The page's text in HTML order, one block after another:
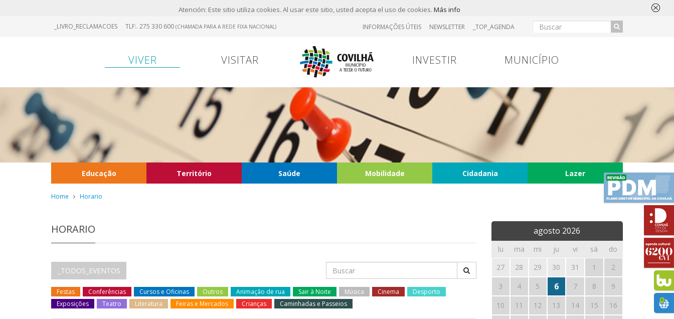
Atención: Este sitio utiliza cookies. Al usar este sitio, usted acepta el uso de cookies. Más info
_LIVRO_RECLAMACOES TLF:. 275 330 600 (CHAMADA PARA A REDE FIXA NACIONAL) INFORMAÇÕES ÚTEIS NEWSLETTER _TOP_AGENDA
VIVER VISITAR INVESTIR MUNICÍPIO
Educação Território Saúde Mobilidade Cidadania Lazer
Home Horario
agosto 2026
lu ma mi ju vi sá
do
27
28 29 30 31 1
2
3
4 5 6 7 8
9
10
11 12 13 14 15
16
HORARIO
_TODOS_EVENTOS
Festas Conferências Cursos e Oficinas Outros Animação de rua Sair à Noite Música Cinema
Desporto
Exposições
Teatro Literatura Feiras e Mercados Crianças Caminhadas e Passeios